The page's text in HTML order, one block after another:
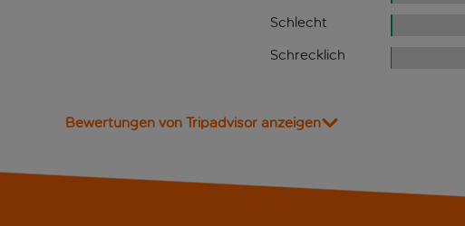
Schlecht
Schrecklich
Bewertungen von Tripadvisor anzeigen